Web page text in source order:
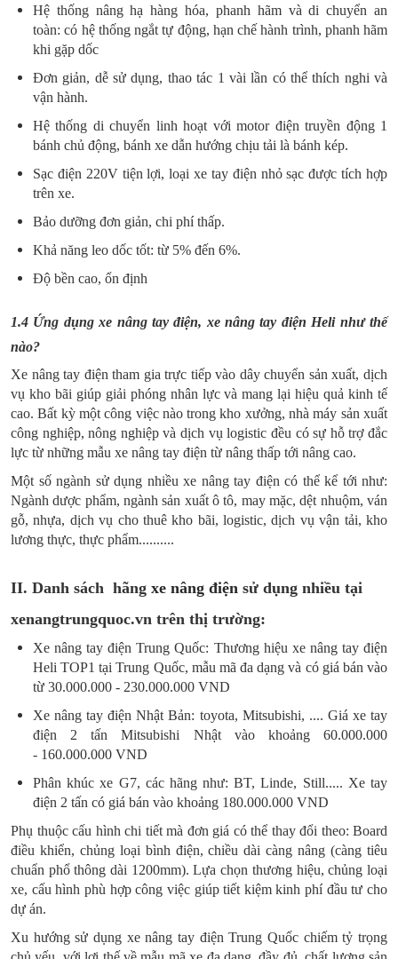
Hệ thống nâng hạ hàng hóa, phanh hãm và di chuyển an
toàn: có hệ thống ngắt tự động, hạn chế hành trình, phanh hãm
khi gặp dốc
Đơn giản, dễ sử dụng, thao tác 1 vài lần có thể thích nghi và
vận hành.
Hệ thống di chuyển linh hoạt với motor điện truyền động 1
bánh chủ động, bánh xe dẫn hướng chịu tải là bánh kép.
Sạc điện 220V tiện lợi, loại xe tay điện nhỏ sạc được tích hợp
trên xe.
Bảo dưỡng đơn giản, chi phí thấp.
Khả năng leo dốc tốt: từ 5% đến 6%.
Độ bền cao, ổn định
1.4 Ứng dụng xe nâng tay điện, xe nâng tay điện Heli như thế
nào?
Xe nâng tay điện tham gia trực tiếp vào dây chuyển sản xuất, dịch
vụ kho bãi giúp giải phóng nhân lực và mang lại hiệu quả kinh tế
cao. Bất kỳ một công việc nào trong kho xưởng, nhà máy sản xuất
công nghiệp, nông nghiệp và dịch vụ logistic đều có sự hỗ trợ đắc
lực từ những mẫu xe nâng tay điện từ nâng thấp tới nâng cao.
Một số ngành sử dụng nhiều xe nâng tay điện có thể kể tới như:
Ngành dược phẩm, ngành sản xuất ô tô, may mặc, dệt nhuộm, ván
gỗ, nhựa, dịch vụ cho thuê kho bãi, logistic, dịch vụ vận tải, kho
lương thực, thực phẩm..........
II. Danh sách hãng xe nâng điện sử dụng nhiều tại
xenangtrungquoc.vn trên thị trường:
Xe nâng tay điện Trung Quốc: Thương hiệu xe nâng tay điện
Heli TOP1 tại Trung Quốc, mẫu mã đa dạng và có giá bán vào
từ 30.000.000 - 230.000.000 VND
Xe nâng tay điện Nhật Bản: toyota, Mitsubishi, .... Giá xe tay
điện 2 tấn Mitsubishi Nhật vào khoảng 60.000.000
- 160.000.000 VND
Phân khúc xe G7, các hãng như: BT, Linde, Still..... Xe tay
điện 2 tấn có giá bán vào khoảng 180.000.000 VND
Phụ thuộc cấu hình chi tiết mà đơn giá có thể thay đổi theo: Board
điều khiển, chủng loại bình điện, chiều dài càng nâng (càng tiêu
chuẩn phổ thông dài 1200mm). Lựa chọn thương hiệu, chủng loại
xe, cấu hình phù hợp công việc giúp tiết kiệm kinh phí đầu tư cho
dự án.
Xu hướng sử dụng xe nâng tay điện Trung Quốc chiếm tỷ trọng